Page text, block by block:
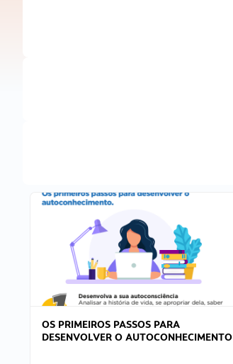
OS PRIMEIROS PASSOS PARA
DESENVOLVER O AUTOCONHECIMENTO